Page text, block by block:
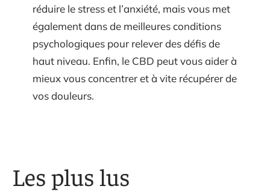
réduire le stress et l’anxiété, mais vous met
également dans de meilleures conditions
psychologiques pour relever des défis de
haut niveau. Enfin, le CBD peut vous aider à
mieux vous concentrer et à vite récupérer de
vos douleurs.
Les plus lus